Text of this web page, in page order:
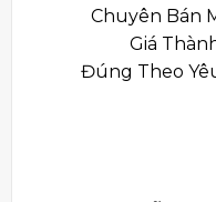
Chuyên Bán
Giá
Đúng Theo